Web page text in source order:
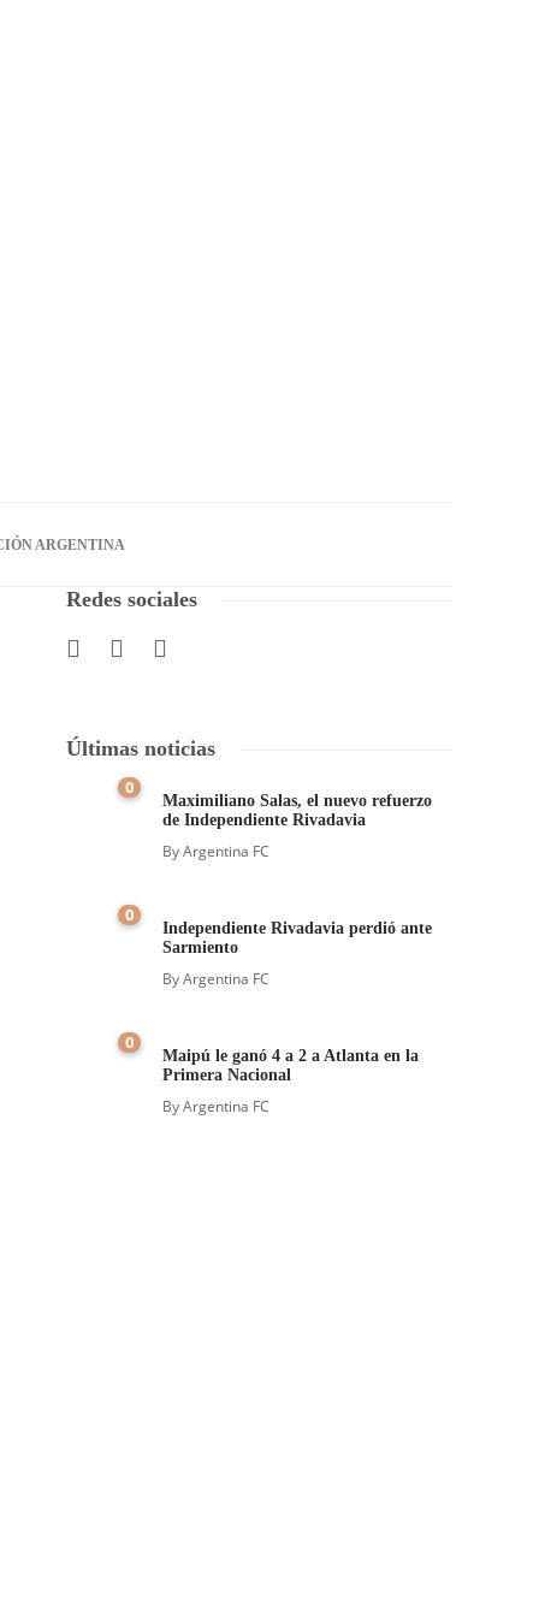
ARGENTINA
Redes sociales
Últimas noticias
0
Maximiliano Salas, el nuevo refuerzo
de Independiente Rivadavia
ByArgentina FC
0
Independiente Rivadavia perdió ante
Sarmiento
ByArgentina FC
0
Maipú le ganó 4 a 2 a Atlanta en la
Primera Nacional
ByArgentina FC